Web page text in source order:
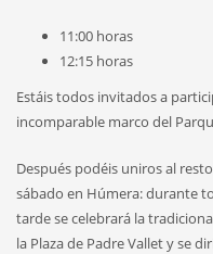
11:00 horas
12:15 horas
Estáis todos invitados a
incomparable marco del
Después podéis uniros al
sábado en Húmera: durante
tarde se celebrará la
la Plaza de Padre Vallet y se